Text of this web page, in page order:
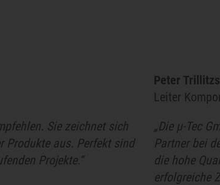
Sie zeichnet sich
Produkte aus. Perfekt sind
Projekte.“
Peter
Leiter
„Die µ-Tec
Partner bei
die hohe
erfolgreiche